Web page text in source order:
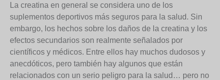
La creatina en general se considera uno de los
suplementos deportivos más seguros para la salud. Sin
embargo, los hechos sobre los daños de la creatina y los
efectos secundarios son realmente señalados por
científicos y médicos. Entre ellos hay muchos dudosos y
anecdóticos, pero también hay algunos que están
relacionados con un serio peligro para la salud… pero no